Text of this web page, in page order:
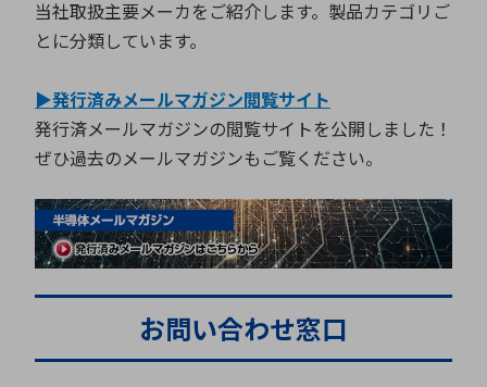
当社取扱主要メーカをご紹介します。製品カテゴリご
とに分類しています。
▶発行済みメールマガジン閲覧サイト
発行済メールマガジンの閲覧サイトを公開しました！
ぜひ過去のメールマガジンもご覧ください。
お問い合わせ窓口